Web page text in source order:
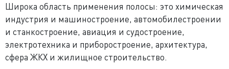
Широка область применения полосы: это химическая
индустрия и машиностроение, автомобилестроении
и станкостроение, авиация и судостроение,
электротехника и приборостроение, архитектура,
сфера ЖКХ и жилищное строительство.